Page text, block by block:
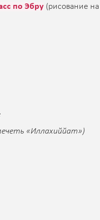
по Эбру(рисование на
«Иллахиййат»)